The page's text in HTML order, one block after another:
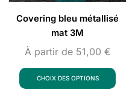
Covering bleu métallisé
mat 3M
À partir de 51,00 €
CHOIX DES OPTIONS